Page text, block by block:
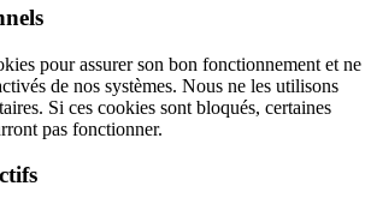
pour assurer son bon fonctionnement et ne
de nos systèmes. Nous ne les utilisons
Si ces cookies sont bloqués, certaines
pas fonctionner.